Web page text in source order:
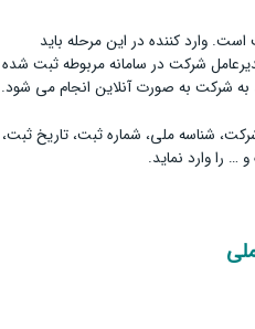
وارد کننده در این مرحله باید
شرکت در سامانه مربوطه ثبت شده
به شرکت به صورت آنلاین انجام می شود.
شناسه ملی، شماره ثبت، تاریخ ثبت،
را وارد نماید.